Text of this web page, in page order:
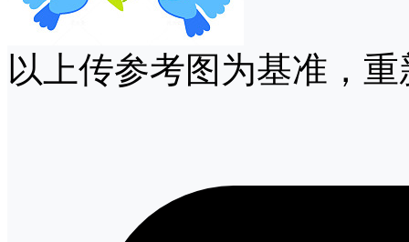
以上传参考图为基准，